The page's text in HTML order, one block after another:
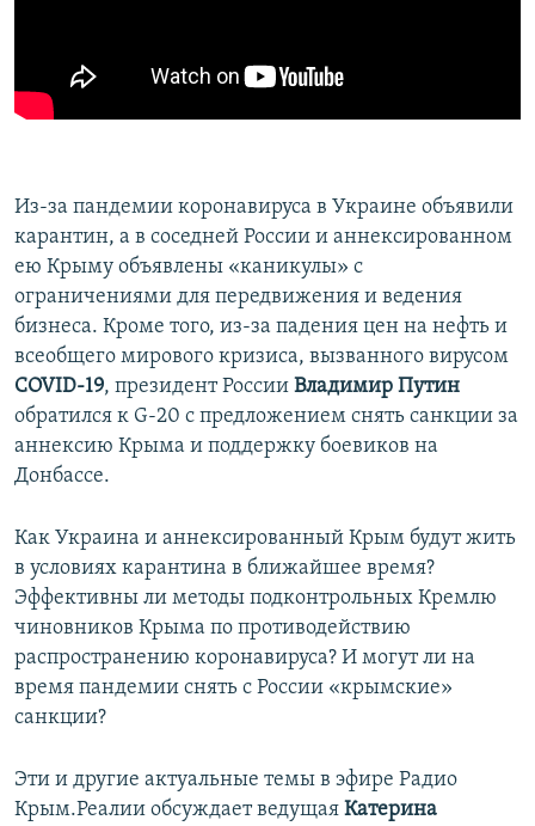
КРЫМ.НЕПОКОРЕННЫЙ
ELIFBE
Из-за пандемии коронавируса в Украине объявили
карантин, а в соседней России и аннексированном
ею Крыму объявлены «каникулы» с
ограничениями для передвижения и ведения
бизнеса. Кроме того, из-за падения цен на нефть и
всеобщего мирового кризиса, вызванного вирусом
COVID-19, президент России Владимир Путин
обратился к G-20 с предложением снять санкции за
аннексию Крыма и поддержку боевиков на
Донбассе.
Как Украина и аннексированный Крым будут жить
в условиях карантина в ближайшее время?
Эффективны ли методы подконтрольных Кремлю
чиновников Крыма по противодействию
распространению коронавируса? И могут ли на
время пандемии снять с России «крымские»
санкции?
Эти и другие актуальные темы в эфире Радио
Крым.Реалии обсуждает ведущая Катерина